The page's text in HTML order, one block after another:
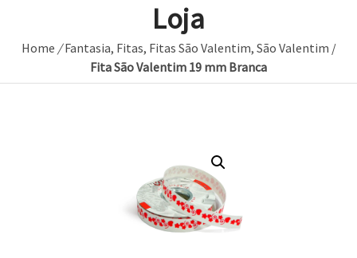
Loja
Home /Fantasia, Fitas, Fitas São Valentim, São Valentim /
Fita São Valentim 19 mm Branca